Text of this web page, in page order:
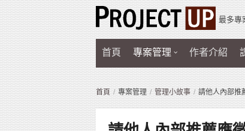
最多專
首頁 專案管理 作者介紹
首頁 專案管理 管理小故事 請他人內部推